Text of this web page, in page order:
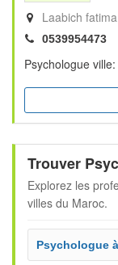
Laabich fatima
0539954473
Psychologue
Trouver
Explorez les
villes du Maroc.
Psychologue